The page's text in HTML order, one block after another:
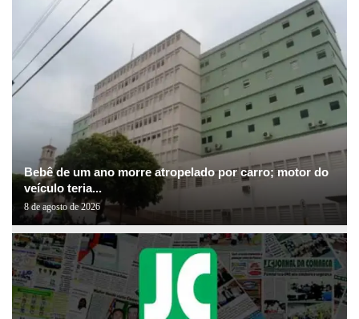
Bebê de um ano morre atropelado por carro; motor do
veículo teria...
8 de agosto de 2026